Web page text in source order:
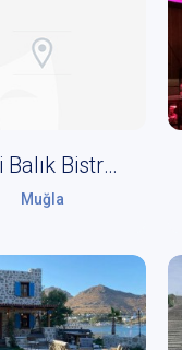
Hadi Balık Bistro - Aspat / Bodrum
Muğla